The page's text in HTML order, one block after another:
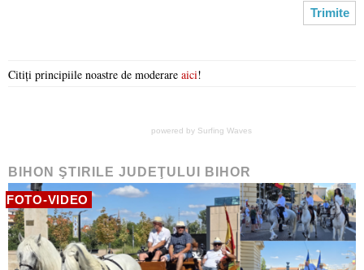
Citiți principiile noastre de moderare aici!
powered by Surfing Waves
BIHON ŞTIRILE JUDEŢULUI BIHOR
FOTO-VIDEO